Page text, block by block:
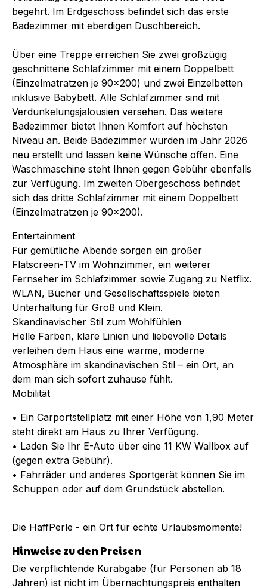
begehrt. Im Erdgeschoss befindet sich das erste
Badezimmer mit eberdigen Duschbereich.
Über eine Treppe erreichen Sie zwei großzügig
geschnittene Schlafzimmer mit einem Doppelbett
(Einzelmatratzen je 90x200) und zwei Einzelbetten
inklusive Babybett. Alle Schlafzimmer sind mit
Verdunkelungsjalousien versehen. Das weitere
Badezimmer bietet Ihnen Komfort auf höchsten
Niveau an. Beide Badezimmer wurden im Jahr 2026
neu erstellt und lassen keine Wünsche offen. Eine
Waschmaschine steht Ihnen gegen Gebühr ebenfalls
zur Verfügung. Im zweiten Obergeschoss befindet
sich das dritte Schlafzimmer mit einem Doppelbett
(Einzelmatratzen je 90x200).
Entertainment
Für gemütliche Abende sorgen ein großer
Flatscreen-TV im Wohnzimmer, ein weiterer
Fernseher im Schlafzimmer sowie Zugang zu Netflix.
WLAN, Bücher und Gesellschaftsspiele bieten
Unterhaltung für Groß und Klein.
Skandinavischer Stil zum Wohlfühlen
Helle Farben, klare Linien und liebevolle Details
verleihen dem Haus eine warme, moderne
Atmosphäre im skandinavischen Stil – ein Ort, an
dem man sich sofort zuhause fühlt.
Mobilität
• Ein Carportstellplatz mit einer Höhe von 1,90 Meter
steht direkt am Haus zu Ihrer Verfügung.
• Laden Sie Ihr E-Auto über eine 11 KW Wallbox auf
(gegen extra Gebühr).
• Fahrräder und anderes Sportgerät können Sie im
Schuppen oder auf dem Grundstück abstellen.
Die HaffPerle - ein Ort für echte Urlaubsmomente!
Hinweise zu den Preisen
Die verpflichtende Kurabgabe (für Personen ab 18
Jahren) ist nicht im Übernachtungspreis enthalten